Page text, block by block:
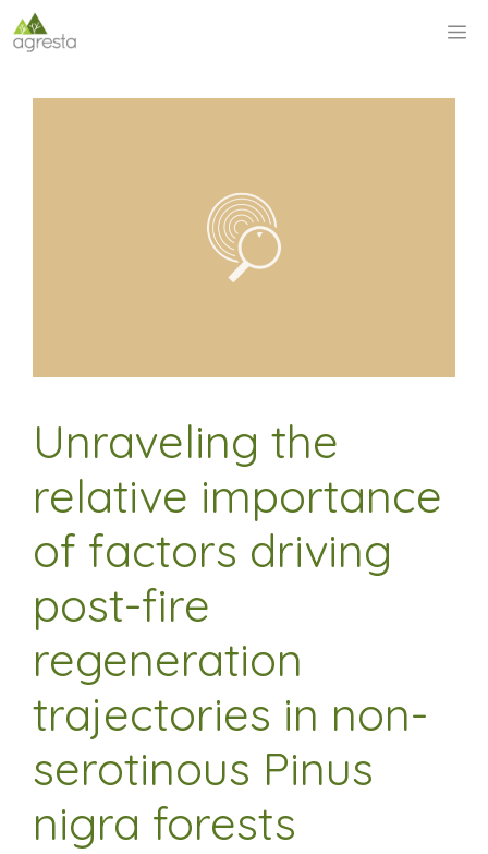
Saltar
al
Unraveling the
relative importance
of factors driving
post-fire
regeneration
trajectories in non-
serotinous Pinus
nigra forests